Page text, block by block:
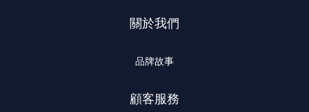
關於我們
品牌故事
顧客服務